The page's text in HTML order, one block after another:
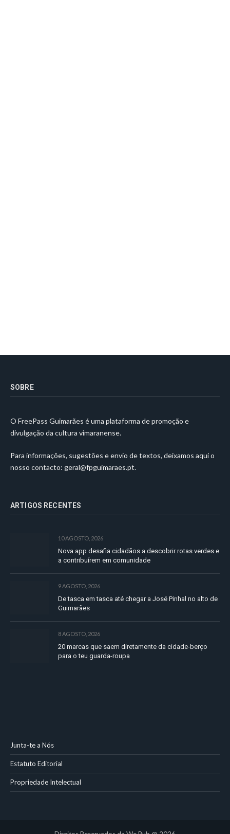
SOBRE
O FreePass Guimarães é uma plataforma de promoção e
divulgação da cultura vimaranense.
Para informações, sugestões e envio de textos, deixamos aqui o
nosso contacto: geral@fpguimaraes.pt.
ARTIGOS RECENTES
10 AGOSTO, 2026
Nova app desafia cidadãos a descobrir rotas verdes e
a contribuírem em comunidade
9 AGOSTO, 2026
De tasca em tasca até chegar a José Pinhal no alto de
Guimarães
8 AGOSTO, 2026
20 marcas que saem diretamente da cidade-berço
para o teu guarda-roupa
Junta-te a Nós
Estatuto Editorial
Propriedade Intelectual